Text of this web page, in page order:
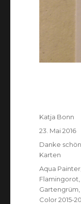
Autor
Katja Bonn
Veröffentlicht
am
23. Mai 2016
Kategorien
Danke schön
Karten
Schlagwörter
Aqua Painter
Flamingorot,
Gartengrüm,
Color 2015-